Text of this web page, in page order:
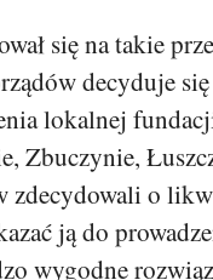
się na takie
decyduje
lokalnej
Zbuczynie,
zdecydowali o
ją do
wygodne